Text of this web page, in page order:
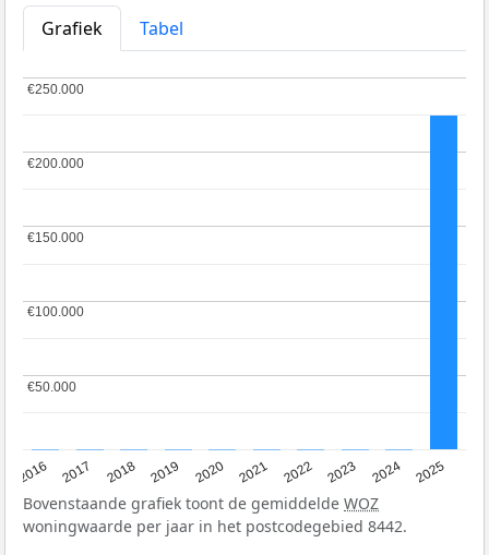
Grafiek
Tabel
2016 2017 2018 2019 2020 2021 2022 2023 2024 2025
€50.000
€50.000
€100.000
€100.000
€150.000
€150.000
€200.000
€200.000
€250.000
€250.000
Bovenstaande grafiek toont de gemiddelde WOZ
woningwaarde per jaar in het postcodegebied 8442.